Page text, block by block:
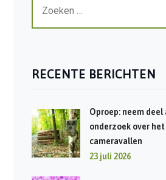
RECENTE BERICHTEN
Oproep: neem
onderzoek over
cameravallen
23 juli 2026